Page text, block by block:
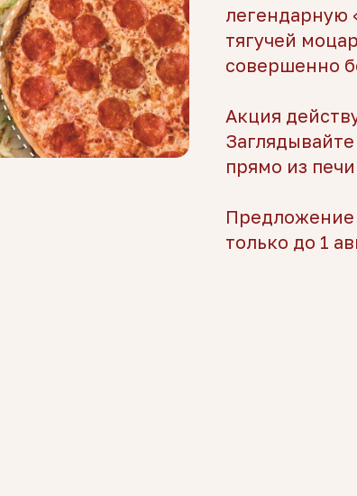
легендарную
тягучей
совершенно
Акция
прямо из
Предложение
только до 1